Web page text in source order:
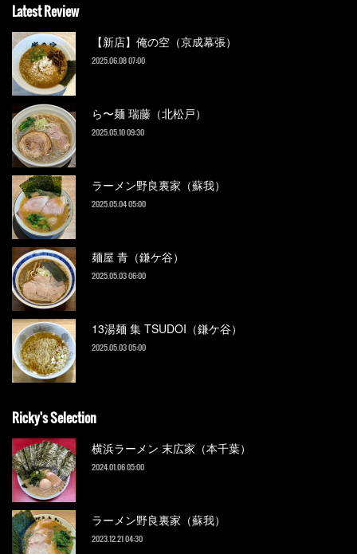
Latest Review
【新店】俺の空（京成幕張）
2025.06.08 07:00
ら〜麺 瑞藤（北松戸）
2025.05.10 09:30
ラーメン野良裏家（蘇我）
2025.05.04 05:00
麺屋 青（鎌ケ谷）
2025.05.03 06:00
13湯麺 集 TSUDOI（鎌ケ谷）
2025.05.03 05:00
Ricky's Selection
横浜ラーメン 末広家（本千葉）
2024.01.06 05:00
ラーメン野良裏家（蘇我）
2023.12.21 04:30